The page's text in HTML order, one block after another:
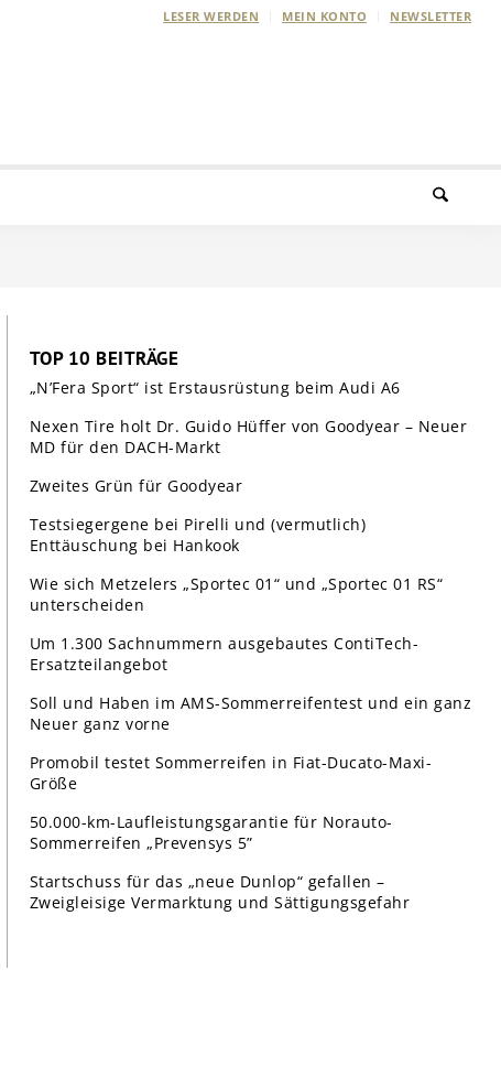
LESER WERDEN MEIN KONTO NEWSLETTER
TOP 10 BEITRÄGE
„N’Fera Sport“ ist Erstausrüstung beim Audi A6
Nexen Tire holt Dr. Guido Hüffer von Goodyear – Neuer
MD für den DACH-Markt
Zweites Grün für Goodyear
Testsiegergene bei Pirelli und (vermutlich)
Enttäuschung bei Hankook
Wie sich Metzelers „Sportec 01“ und „Sportec 01 RS“
unterscheiden
Um 1.300 Sachnummern ausgebautes ContiTech-
Ersatzteilangebot
Soll und Haben im AMS-Sommerreifentest und ein ganz
Neuer ganz vorne
Promobil testet Sommerreifen in Fiat-Ducato-Maxi-
Größe
50.000-km-Laufleistungsgarantie für Norauto-
Sommerreifen „Prevensys 5”
Startschuss für das „neue Dunlop“ gefallen –
Zweigleisige Vermarktung und Sättigungsgefahr